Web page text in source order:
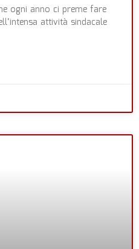
ogni anno ci preme fare
attività sindacale